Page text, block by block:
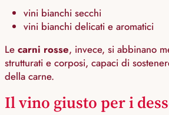
vini bianchi secchi
vini bianchi delicati e aromatici
Le carni rosse, invece, si abbinano
strutturati e corposi, capaci di
della carne.
Il vino giusto per i